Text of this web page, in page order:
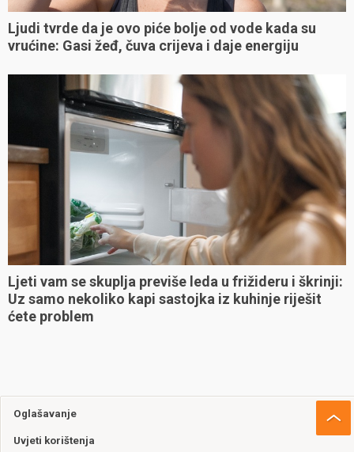
Ljudi tvrde da je ovo piće bolje od vode kada su
vrućine: Gasi žeđ, čuva crijeva i daje energiju
Ljeti vam se skuplja previše leda u frižideru i škrinji:
Uz samo nekoliko kapi sastojka iz kuhinje riješit
ćete problem
Oglašavanje
Uvjeti korištenja